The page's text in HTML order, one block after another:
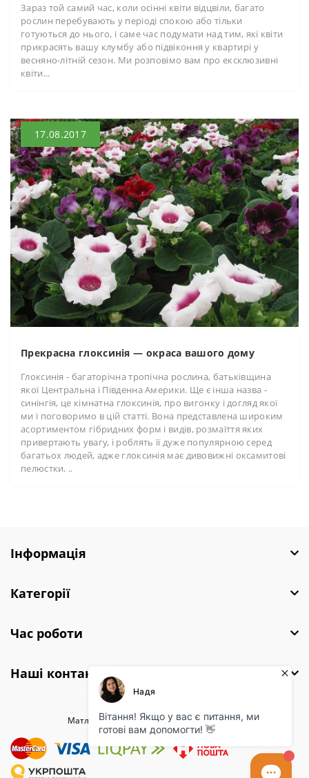
Зараз той самий час, коли осінні квіти відцвіли, багато
рослин перебувають у періоді спокою або тільки
готуються до нього, і саме час подумати над тим, які квіти
прикрасять вашу клумбу або підвіконня у квартирі у
весняно-літній сезон. Ми розповімо вам про ексклюзивні
квіти...
17.08.2017
Прекрасна глоксинія — окраса вашого дому
Глоксинія - багаторічна тропічна рослина, батьківщина
якої Центральна і Південна Америки. Ще є інша назва -
синінгія, це кімнатна глоксинія, про вигонку і догляд якої
ми і поговоримо в цій статті. Вона представлена широким
асортиментом гібридних форм і видів, розмаїття яких
привертають увагу, і роблять її дуже популярною серед
багатьох людей, адже глоксинія має дивовижні оксамитові
пелюстки. ..
Інформація
Категорії
Час роботи
Наші контакти
Матла Фловерс © 2026 |Полiтика безпеки